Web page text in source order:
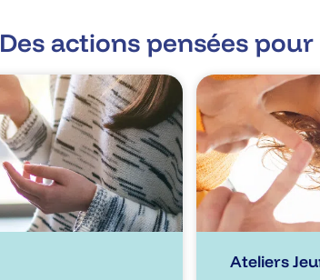
Des actions pensées
Ateliers